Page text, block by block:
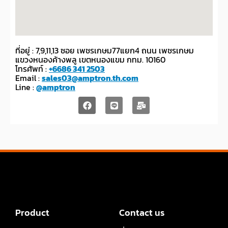
ที่อยู่ : 7,9,11,13 ซอย เพชรเกษม77แยก4 ถนน เพชรเกษม
แขวงหนองค้างพลู เขตหนองแขม กทม. 10160
โทรศัพท์ :+6686 341 2503
Email :sales03@amptron.th.com
Line :@amptron
Product
Contact us